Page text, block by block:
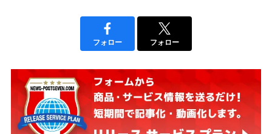
フォロー フォロー